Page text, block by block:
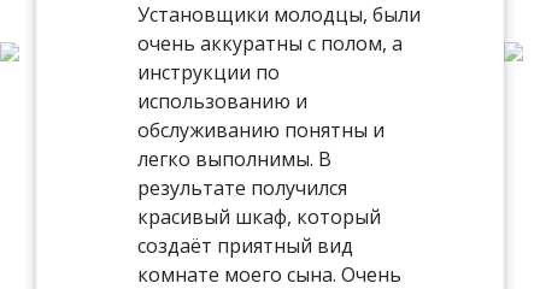
Установщики молодцы, были
очень аккуратны с полом, а
инструкции по
использованию и
обслуживанию понятны и
легко выполнимы. В
результате получился
красивый шкаф, который
создаёт приятный вид
комнате моего сына. Очень